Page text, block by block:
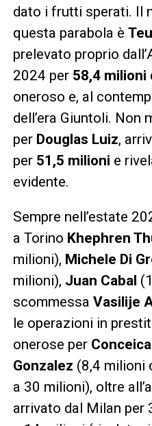
dato i frutti sperati. Il
questa parabola è
prelevato proprio
2024 per 58,4 milioni
oneroso e, al
dell’era Giuntoli. Non
per Douglas Luiz,
per 51,5 milioni e
evidente.
Sempre nell’estate
a Torino Khephren
milioni), Michele Di
milioni), Juan Cabal
scommessa Vasilije
le operazioni in
onerose per
Gonzalez (8,4 milioni
a 30 milioni), oltre
arrivato dal Milan per